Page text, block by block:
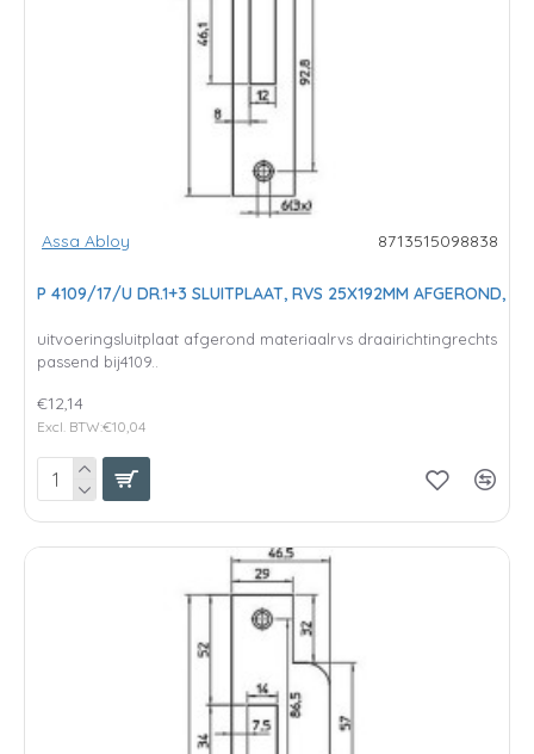
Assa Abloy 8713515098838
P 4109/17/U DR.1+3 SLUITPLAAT, RVS 25X192MM AFGEROND,
uitvoeringsluitplaat afgerond materiaalrvs draairichtingrechts
passend bij4109..
€12,14
Excl. BTW:€10,04